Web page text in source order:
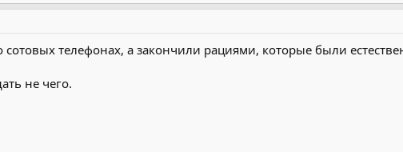
телефонах, а закончили рациями, которые были
не чего.